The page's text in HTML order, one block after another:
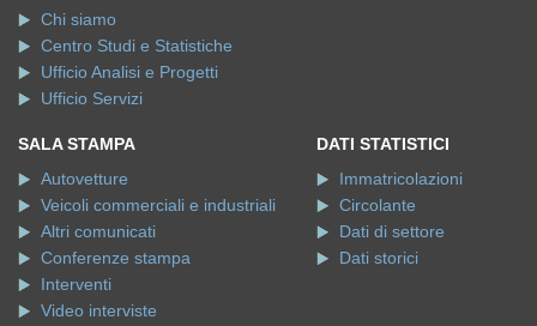
Chi siamo
Centro Studi e Statistiche
Ufficio Analisi e Progetti
Ufficio Servizi
SALA STAMPA
Autovetture
Veicoli commerciali e industriali
Altri comunicati
Conferenze stampa
Interventi
Video interviste
DATI STATISTICI
Immatricolazioni
Circolante
Dati di settore
Dati storici